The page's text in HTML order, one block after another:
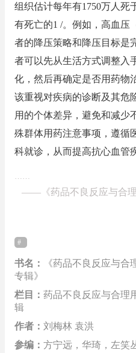
组织估计每年有1750万人死
有死亡的1 /。例如，高血压
者的降压策略和降压目标是
者可以先从生活方式调整入
化，然后再确定是否用药物
该重视对疾病的诊断及其危
用的个体差异，避免和减少
殊群体用药注意事项，遵循
科就诊，从而提高抗心血管
—— 《药品不良反应与合
书名：
《药品不良反应与
专辑》
栏目： 药品不良反应与合理
辑
作者： 刘梅林 袁洪
参编： 方宁远，华琦，左笑